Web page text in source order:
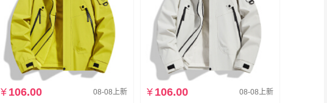
08-08上新
¥ 106.00 08-08上新
¥ 106.00